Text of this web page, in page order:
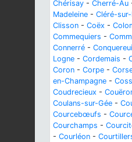
Chérisay - Cherré-Au
Madeleine - Cléré-
Clisson - Coëx -
Commequiers -
Connerré -
Logne - Cordemais -
Coron - Corpe -
en-Champagne -
Coudrecieux -
Coulans-sur-Gée -
Courcebœufs -
Courchamps -
- Courléon -